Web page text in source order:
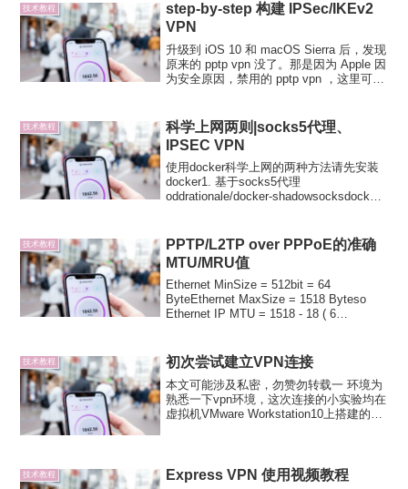
技术教程
step-by-step 构建 IPSec/IKEv2
VPN
升级到 iOS 10 和 macOS Sierra 后，发现
原来的 pptp vpn 没了。那是因为 Apple 因
为安全原因，禁用的 pptp vpn ，这里可以
技术教程
科学上网两则|socks5代理、
IPSEC VPN
使用docker科学上网的两种方法请先安装
docker1. 基于socks5代理
oddrationale/docker-shadowsocksdocker
技术教程
PPTP/L2TP over PPPoE的准确
MTU/MRU值
Ethernet MinSize = 512bit = 64
ByteEthernet MaxSize = 1518 Byteso
Ethernet IP MTU = 1518 - 18 ( 6
技术教程 初次尝试建立VPN连接
本文可能涉及私密，勿赞勿转载一 环境为
熟悉一下vpn环境，这次连接的小实验均在
虚拟机VMware Workstation10上搭建的环
技术教程 Express VPN 使用视频教程